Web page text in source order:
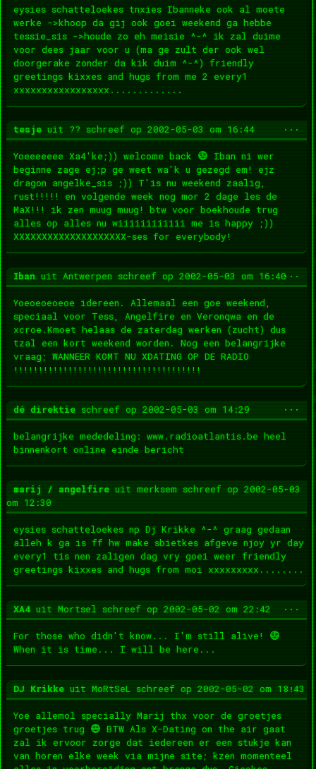
eysies schatteloekes tnxies Ibanneke ook al moete
werke ->khoop da gij ook goei weekend ga hebbe
tessie_sis ->houde zo eh meisie ^-^ ik zal duime
voor dees jaar voor u (ma ge zult der ook wel
doorgerake zonder da kik duim ^-^) friendly
greetings kixxes and hugs from me 2 every1
xxxxxxxxxxxxxxxxx.............
tesje uit ?? schreef op 2002-05-03 om 16:44
Yoeeeeeee Xa4'ke;)) welcome back
Iban ni wer
beginne zage ej;p ge weet wa'k u gezegd em! ejz
dragon angelke_sis ;)) T'is nu weekend zaalig,
rust!!!!! en volgende week nog mor 2 dage les de
MaX!!! ik zen muug muug! btw voor boekhoude trug
alles op alles nu wiiiiiiiiiiii me is happy ;))
XXXXXXXXXXXXXXXXXXXX-ses for everybody!
...
Iban uit Antwerpen schreef op 2002-05-03 om 16:40
Yoeoeoeoeoe idereen. Allemaal een goe weekend,
speciaal voor Tess, Angelfire en Veronqwa en de
xcroe.Kmoet helaas de zaterdag werken (zucht) dus
tzal een kort weekend worden. Nog een belangrijke
vraag; WANNEER KOMT NU XDATING OP DE RADIO
!!!!!!!!!!!!!!!!!!!!!!!!!!!!!!!!!!!!!!
...
dé direktie schreef op 2002-05-03 om 14:29
belangrijke mededeling: www.radioatlantis.be heel
binnenkort online einde bericht
...
marij / angelfire uit merksem schreef op 2002-05-03
om 12:30
eysies schatteloekes np Dj Krikke ^-^ graag gedaan
alleh k ga is ff hw make sbietkes afgeve njoy yr day
every1 tis nen zaligen dag vry goei weer friendly
greetings kixxes and hugs from moi xxxxxxxxx........
...
XA4 uit Mortsel schreef op 2002-05-02 om 22:42
For those who didn't know... I'm still alive!
When it is time... I will be here...
...
DJ Krikke uit MoRtSeL schreef op 2002-05-02 om 18:43
Yoe allemol specially Marij thx voor de groetjes
groetjes trug
BTW Als X-Dating on the air gaat
zal ik ervoor zorge dat iedereen er een stukje kan
van horen elke week via mijne site; kzen momenteel
...